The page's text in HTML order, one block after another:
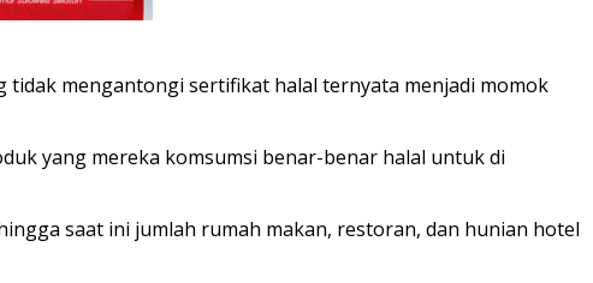
tidak mengantongi sertifikat halal ternyata menjadi momok
yang mereka komsumsi benar-benar halal untuk di
saat ini jumlah rumah makan, restoran, dan hunian hotel